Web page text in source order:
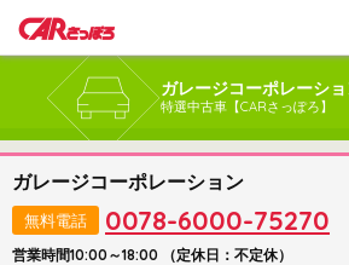
ガレージコーポレーシ
特選中古車【CARさっぽろ】
ガレージコーポレーション
無料電話 0078-6000-75270
営業時間10:00～18:00 （定休日：不定休）